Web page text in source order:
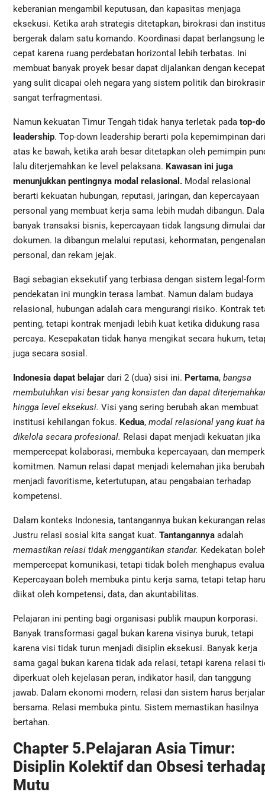
keberanian mengambil keputusan, dan kapasitas menjaga
eksekusi. Ketika arah strategis ditetapkan, birokrasi dan
bergerak dalam satu komando. Koordinasi dapat berlangsung
cepat karena ruang perdebatan horizontal lebih terbatas. Ini
membuat banyak proyek besar dapat dijalankan dengan
yang sulit dicapai oleh negara yang sistem politik dan
sangat terfragmentasi.
Namun kekuatan Timur Tengah tidak hanya terletak pada top-
leadership. Top-down leadership berarti pola kepemimpinan dari
atas ke bawah, ketika arah besar ditetapkan oleh pemimpin
lalu diterjemahkan ke level pelaksana. Kawasan ini juga
menunjukkan pentingnya modal relasional.Modal relasional
berarti kekuatan hubungan, reputasi, jaringan, dan kepercayaan
personal yang membuat kerja sama lebih mudah dibangun.
banyak transaksi bisnis, kepercayaan tidak langsung dimulai
dokumen. Ia dibangun melalui reputasi, kehormatan, pengenalan
personal, dan rekam jejak.
Bagi sebagian eksekutif yang terbiasa dengan sistem legal-
pendekatan ini mungkin terasa lambat. Namun dalam budaya
relasional, hubungan adalah cara mengurangi risiko. Kontrak
penting, tetapi kontrak menjadi lebih kuat ketika didukung rasa
percaya. Kesepakatan tidak hanya mengikat secara hukum,
juga secara sosial.
Indonesia dapat belajardari 2 (dua) sisi ini. Pertama, bangsa
membutuhkan visi besar yang konsisten dan dapat
hingga level eksekusi. Visi yang sering berubah akan membuat
institusi kehilangan fokus. Kedua, modal relasional yang kuat
dikelola secara profesional. Relasi dapat menjadi kekuatan jika
mempercepat kolaborasi, membuka kepercayaan, dan
komitmen. Namun relasi dapat menjadi kelemahan jika berubah
menjadi favoritisme, ketertutupan, atau pengabaian terhadap
kompetensi.
Dalam konteks Indonesia, tantangannya bukan kekurangan
Justru relasi sosial kita sangat kuat. Tantangannyaadalah
memastikan relasi tidak menggantikan standar. Kedekatan
mempercepat komunikasi, tetapi tidak boleh menghapus
Kepercayaan boleh membuka pintu kerja sama, tetapi tetap
diikat oleh kompetensi, data, dan akuntabilitas.
Pelajaran ini penting bagi organisasi publik maupun korporasi.
Banyak transformasi gagal bukan karena visinya buruk, tetapi
karena visi tidak turun menjadi disiplin eksekusi. Banyak kerja
sama gagal bukan karena tidak ada relasi, tetapi karena relasi
diperkuat oleh kejelasan peran, indikator hasil, dan tanggung
jawab. Dalam ekonomi modern, relasi dan sistem harus
bersama. Relasi membuka pintu. Sistem memastikan hasilnya
bertahan.
Chapter 5.Pelajaran Asia Timur:
Disiplin Kolektif dan Obsesi
Mutu